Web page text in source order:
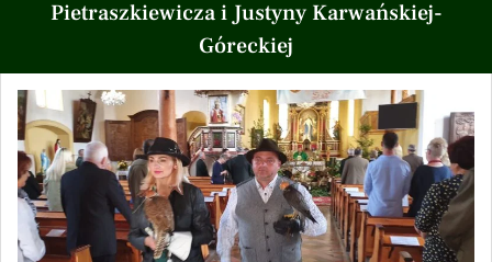
Pietraszkiewicza i Justyny Karwańskiej-
Góreckiej